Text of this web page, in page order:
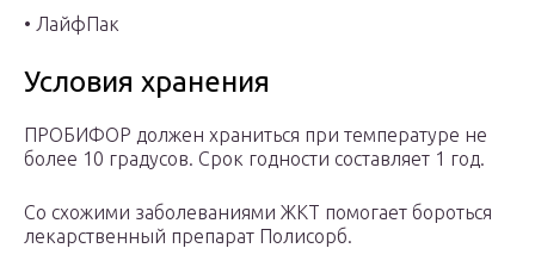
• ЛайфПак
Условия хранения
ПРОБИФОР должен храниться при температуре не
более 10 градусов. Срок годности составляет 1 год.
Со схожими заболеваниями ЖКТ помогает бороться
лекарственный препарат Полисорб.